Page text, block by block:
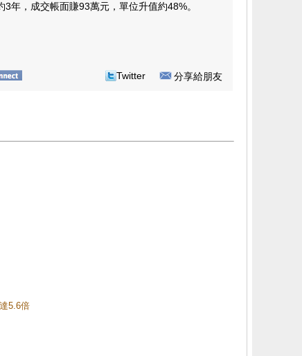
年，成交帳面賺93萬元，單位升值約48%。
Twitter 分享給朋友
5.6倍